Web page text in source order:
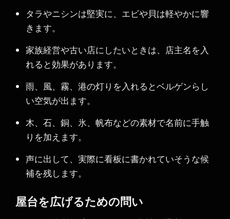
タラやニシンは堅実に、エビや貝は軽やかに響
きます。
家族経営や古い店にしたいときは、店主名を入
れると効果があります。
雨、風、霧、港の灯りを入れるとベルゲンらし
い空気が出ます。
木、石、銅、氷、帆布などの素材で名前に手触
りを加えます。
声に出して、実際に看板に書かれていそうな候
補を残します。
屋台を広げるための問い